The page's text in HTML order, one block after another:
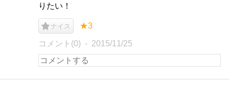
りたい！
ナイス ★3
コメント(0) 2015/11/25